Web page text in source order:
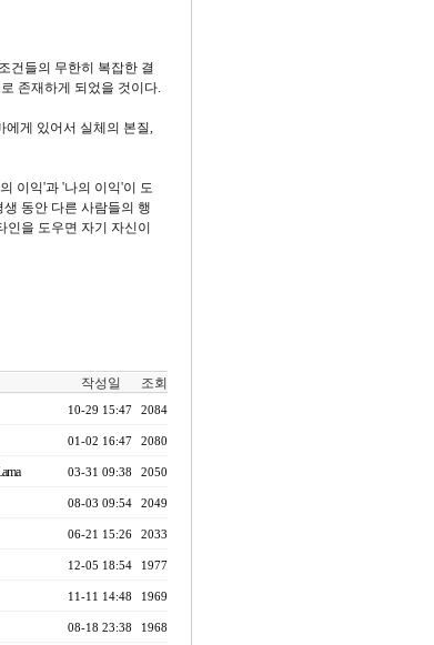
건들의 무한히 복잡한 결
존재하게 되었을 것이다.
에게 있어서 실체의 본질,
이익'과 '나의 이익'이 도
동안 다른 사람들의 행
을 도우면 자기 자신이
작성일 조회
10-29 15:47 2084
01-02 16:47 2080
03-31 09:38 2050
08-03 09:54 2049
06-21 15:26 2033
12-05 18:54 1977
11-11 14:48 1969
08-18 23:38 1968